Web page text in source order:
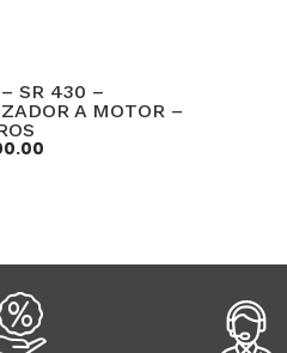
SR 430 –
A MOTOR –